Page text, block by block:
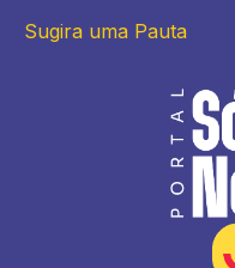
Sugira uma Pauta